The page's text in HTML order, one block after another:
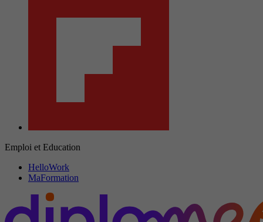
Emploi et Education
HelloWork
MaFormation